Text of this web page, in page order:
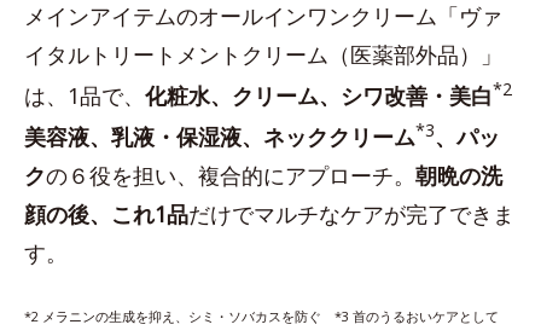
メインアイテムのオールインワンクリーム「ヴァ
イタルトリートメントクリーム（医薬部外品）」
は、1品で、 化粧水、クリーム、シワ改善・美白*2
美容液、乳液・保湿液、ネッククリーム*3、パッ
クの６役を担い、複合的にアプローチ。 朝晩の洗
顔の後、これ1品だけでマルチなケアが完了できま
す。
*2 メラニンの生成を抑え、シミ・ソバカスを防ぐ *3 首のうるおいケアとして